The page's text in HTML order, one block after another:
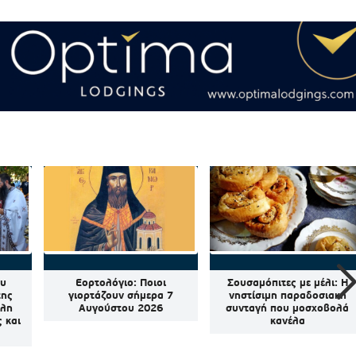
και
Εορτολόγιο: Ποιοι
γιορτάζουν σήμερα 7
Αυγούστου 2026
Σουσαμόπιτες με μέλι: Η
νηστίσιμη παραδοσιακή
συνταγή που μοσχοβολά
κανέλα